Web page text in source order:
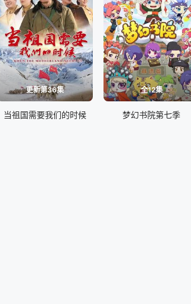
更新第36集
当祖国需要我们的时候
全12集
梦幻书院第七季